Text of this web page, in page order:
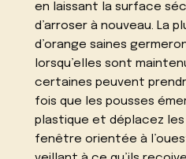
en laissant la surface
d’arroser à nouveau. La
d’orange saines
lorsqu’elles sont
certaines peuvent
fois que les pousses
plastique et déplacez les
fenêtre orientée à